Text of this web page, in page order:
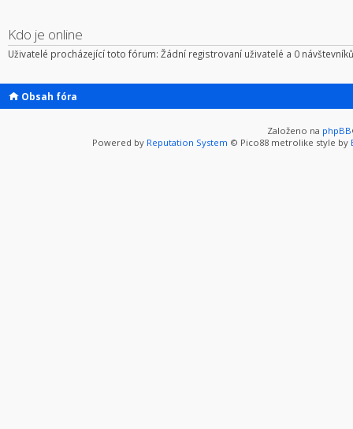
Kdo je online
Uživatelé procházející toto fórum: Žádní registrovaní uživatelé a 0 návštevníků
Obsah fóra
Založeno na phpBB
Powered by Reputation System © Pico88 metrolike style by